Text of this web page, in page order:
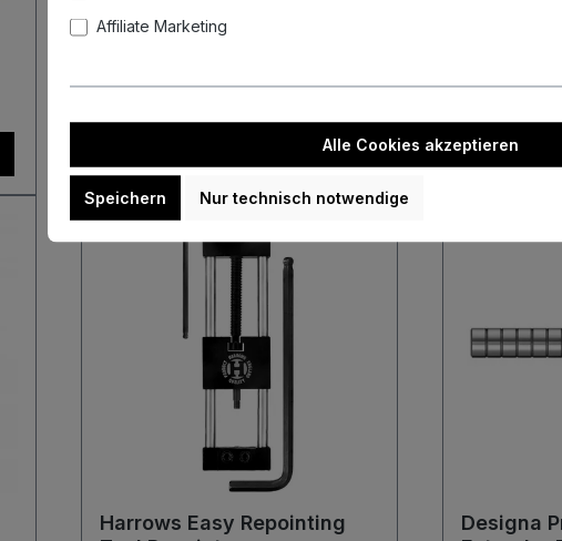
Precise180 Caliburn EVO
Wechselspitzen
Nicht verfügbar
Harrows Easy Repointing
Designa
Affiliate Marketing
Alle Cookies akzeptieren
Speichern Nur technisch notwendige